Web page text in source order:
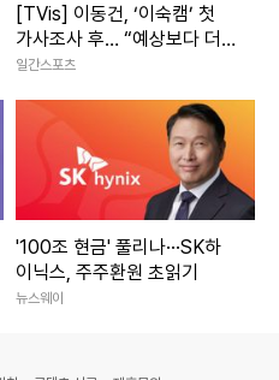
[TVis] 이동건, ‘이숙캠’ 첫
가사조사 후… “예상보다 더
힘들었다”
일간스포츠
'100조 현금' 풀리나···SK하
이닉스, 주주환원 초읽기
뉴스웨이